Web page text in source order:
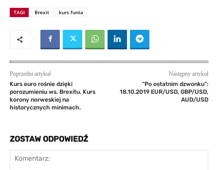
TAGI Brexit kurs funta
Poprzedni artykuł
Kurs euro rośnie dzięki
porozumieniu ws. Brexitu. Kurs
korony norweskiej na
historycznych minimach.
Następny artykuł
“Po ostatnim dzwonku”:
18.10.2019 EUR/USD, GBP/USD,
AUD/USD
ZOSTAW ODPOWIEDŹ